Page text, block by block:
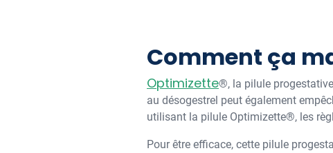
Comment ça
Optimizette®, la pilule
au désogestrel peut également
utilisant la pilule Optimizette®, les
Pour être efficace, cette pilule